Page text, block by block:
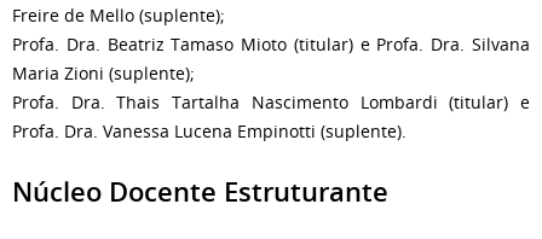
Freire de Mello (suplente);
Profa. Dra. Beatriz Tamaso Mioto (titular) e Profa. Dra. Silvana
Maria Zioni (suplente);
Profa. Dra. Thais Tartalha Nascimento Lombardi (titular) e
Profa. Dra. Vanessa Lucena Empinotti (suplente).
Núcleo Docente Estruturante